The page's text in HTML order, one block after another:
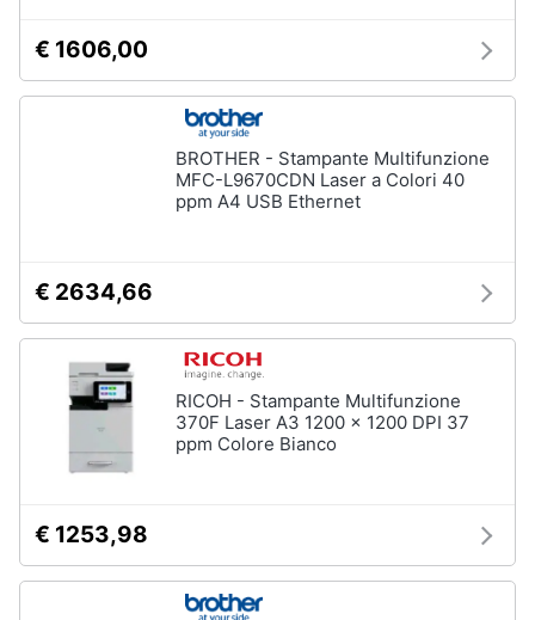
€ 1606,00
BROTHER - Stampante Multifunzione
MFC-L9670CDN Laser a Colori 40
ppm A4 USB Ethernet
€ 2634,66
RICOH - Stampante Multifunzione
370F Laser A3 1200 x 1200 DPI 37
ppm Colore Bianco
€ 1253,98